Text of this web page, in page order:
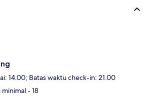
14.00; Batas waktu check-in: 21.00
- 18